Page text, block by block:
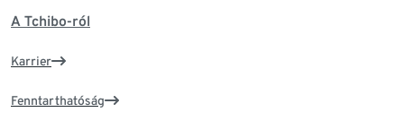
A Tchibo-ról
Karrier
Fenntarthatóság